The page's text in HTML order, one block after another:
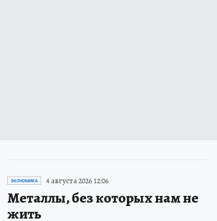
ЭКОНОМИКА 4 августа 2026 12:06
Металлы, без которых нам не
жить